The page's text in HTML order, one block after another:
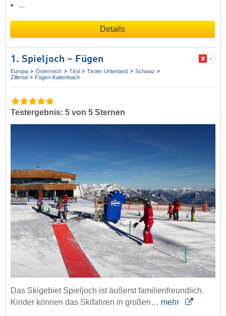
...
Details
1. Spieljoch – Fügen
Europa Österreich Tirol Tiroler Unterland
Schwaz
Zillertal
Fügen-Kaltenbach
Testergebnis: 5 von 5 Sternen
Das Skigebiet Spieljoch ist äußerst familienfreundlich.
Kinder können das Skifahren in großen… mehr